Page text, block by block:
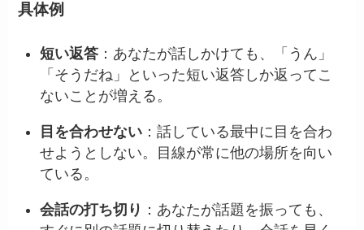
具体例
短い返答 ：あなたが話しかけても、「うん」
「そうだね」といった短い返答しか返ってこ
ないことが増える。
目を合わせない ：話している最中に目を合わ
せようとしない。目線が常に他の場所を向い
ている。
会話の打ち切り ：あなたが話題を振っても、